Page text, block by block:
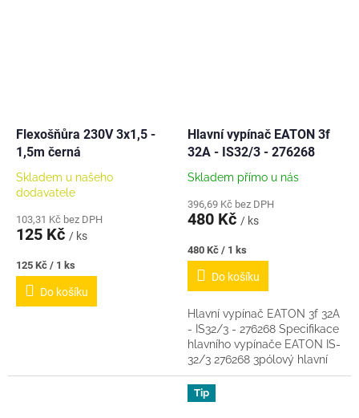
Flexošňůra 230V 3x1,5 -
1,5m černá
Skladem u našeho
dodavatele
103,31 Kč bez DPH
125 Kč / ks
Měrná
cena:
125 Kč / 1 ks
Do košíku
Hlavní vypínač EATON 3f
32A - IS32/3 - 276268
Skladem přímo u nás
396,69 Kč bez DPH
480 Kč / ks
Měrná
cena:
480 Kč / 1 ks
Do košíku
Hlavní vypínač EATON 3f 32A
- IS32/3 - 276268 Specifikace
hlavního vypínače EATON IS-
32/3 276268 3pólový hlavní
vypínač EATON IS-32/3 se
uplatní v průmyslu
a účelových...
Tip